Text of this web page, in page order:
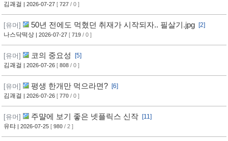
김괘걸
| 2026-07-27 [ 727 / 0 ]
[유머] 50년 전에도 먹혔던 취재가 시작되자.. 필살기.jpg
[2]
나스닥떡상 | 2026-07-27 [ 719 / 0 ]
[유머] 코의 중요성
[5]
김괘걸
| 2026-07-26 [ 808 / 0 ]
[유머] 평생 한개만 먹으라면?
[6]
김괘걸
| 2026-07-26 [ 770 / 0 ]
[유머] 주먈에 보기 좋은 넷플릭스 신작
[11]
유탸 | 2026-07-25 [ 980 / 2 ]